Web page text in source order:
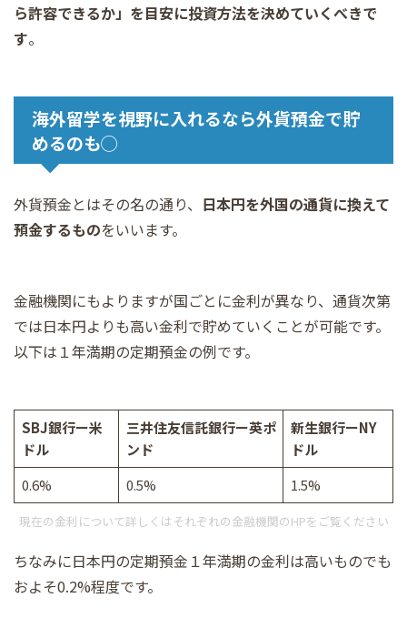
ら許容できるか」を目安に投資方法を決めていくべきで
す。
海外留学を視野に入れるなら外貨預金で貯
めるのも◯
外貨預金とはその名の通り、 日本円を外国の通貨に換えて
預金するものをいいます。
金融機関にもよりますが国ごとに金利が異なり、通貨次第
では日本円よりも高い金利で貯めていくことが可能です。
以下は１年満期の定期預金の例です。
SBJ銀行ー米
ドル
三井住友信託銀行ー英ポ
ンド
新生銀行ーNY
ドル
0.6%
0.5% 1.5%
現在の金利について詳しくはそれぞれの金融機関のHPをご覧ください
ちなみに日本円の定期預金１年満期の金利は高いものでも
およそ0.2%程度です。